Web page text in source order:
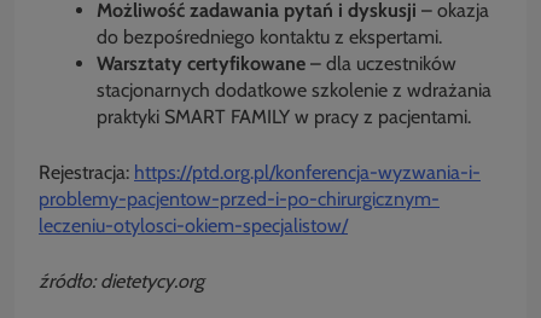
Możliwość zadawania pytań i dyskusji – okazja
do bezpośredniego kontaktu z ekspertami.
Warsztaty certyfikowane – dla uczestników
stacjonarnych dodatkowe szkolenie z wdrażania
praktyki SMART FAMILY w pracy z pacjentami.
Rejestracja: https://ptd.org.pl/konferencja-wyzwania-i-
problemy-pacjentow-przed-i-po-chirurgicznym-
leczeniu-otylosci-okiem-specjalistow/
źródło: dietetycy.org